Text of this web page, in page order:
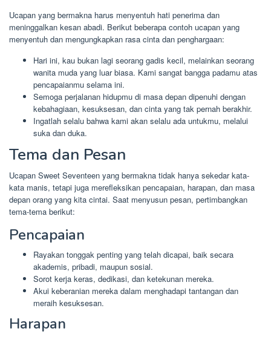
Ucapan yang bermakna harus menyentuh hati penerima dan
meninggalkan kesan abadi. Berikut beberapa contoh ucapan yang
menyentuh dan mengungkapkan rasa cinta dan penghargaan:
Hari ini, kau bukan lagi seorang gadis kecil, melainkan seorang
wanita muda yang luar biasa. Kami sangat bangga padamu atas
pencapaianmu selama ini.
Semoga perjalanan hidupmu di masa depan dipenuhi dengan
kebahagiaan, kesuksesan, dan cinta yang tak pernah berakhir.
Ingatlah selalu bahwa kami akan selalu ada untukmu, melalui
suka dan duka.
Tema dan Pesan
Ucapan Sweet Seventeen yang bermakna tidak hanya sekedar kata-
kata manis, tetapi juga merefleksikan pencapaian, harapan, dan masa
depan orang yang kita cintai. Saat menyusun pesan, pertimbangkan
tema-tema berikut:
Pencapaian
Rayakan tonggak penting yang telah dicapai, baik secara
akademis, pribadi, maupun sosial.
Sorot kerja keras, dedikasi, dan ketekunan mereka.
Akui keberanian mereka dalam menghadapi tantangan dan
meraih kesuksesan.
Harapan